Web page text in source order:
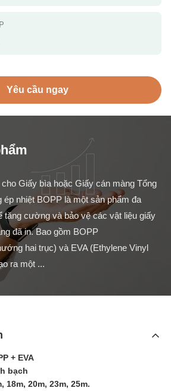
Yêu cầu ngay
Giấy bìa hoặc Giấy cán màng Tổng
ép nhiệt BOPP là một sản phẩm đa
tăng cường và bảo vệ các vật liệu giấy
đã in. Bao gồm BOPP
hai trục) và EVA (Ethylene Vinyl
ra một ...
+ EVA
bạch
18m, 20m, 23m, 25m.